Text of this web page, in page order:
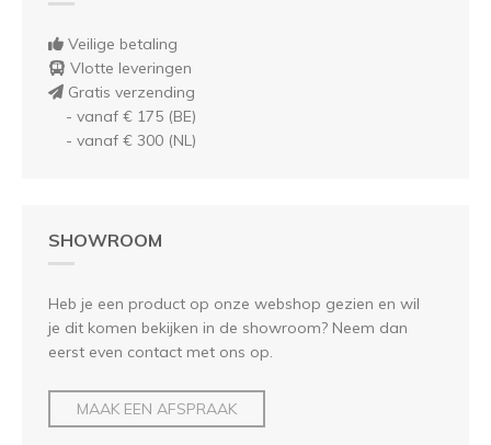
Veilige betaling
Vlotte leveringen
Gratis verzending
- vanaf € 175 (BE)
- vanaf € 300 (NL)
SHOWROOM
Heb je een product op onze webshop gezien en wil
je dit komen bekijken in de showroom? Neem dan
eerst even contact met ons op.
MAAK EEN AFSPRAAK